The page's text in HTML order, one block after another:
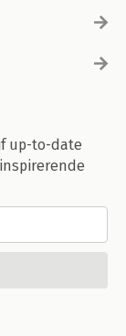
up-to-date